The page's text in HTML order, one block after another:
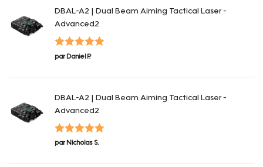
DBAL-A2 | Dual Beam Aiming Tactical Laser -
Advanced2
Note5sur
par Daniel P.
DBAL-A2 | Dual Beam Aiming Tactical Laser -
Advanced2
Note5sur
par Nicholas S.